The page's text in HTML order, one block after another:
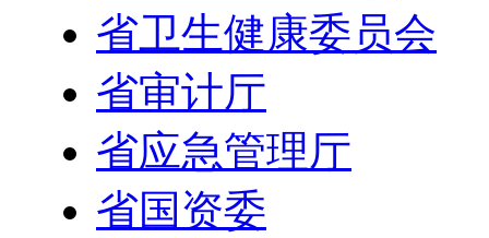
省卫生健康委员会
省审计厅
省应急管理厅
省国资委